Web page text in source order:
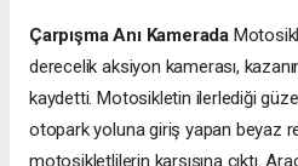
Çarpışma Anı Kamerada
derecelik aksiyon kamerası,
kaydetti. Motosikletin ilerlediği
otopark yoluna giriş yapan beyaz
motosikletlilerin karşısına çıktı.